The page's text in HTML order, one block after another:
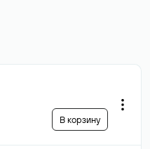
В корзину